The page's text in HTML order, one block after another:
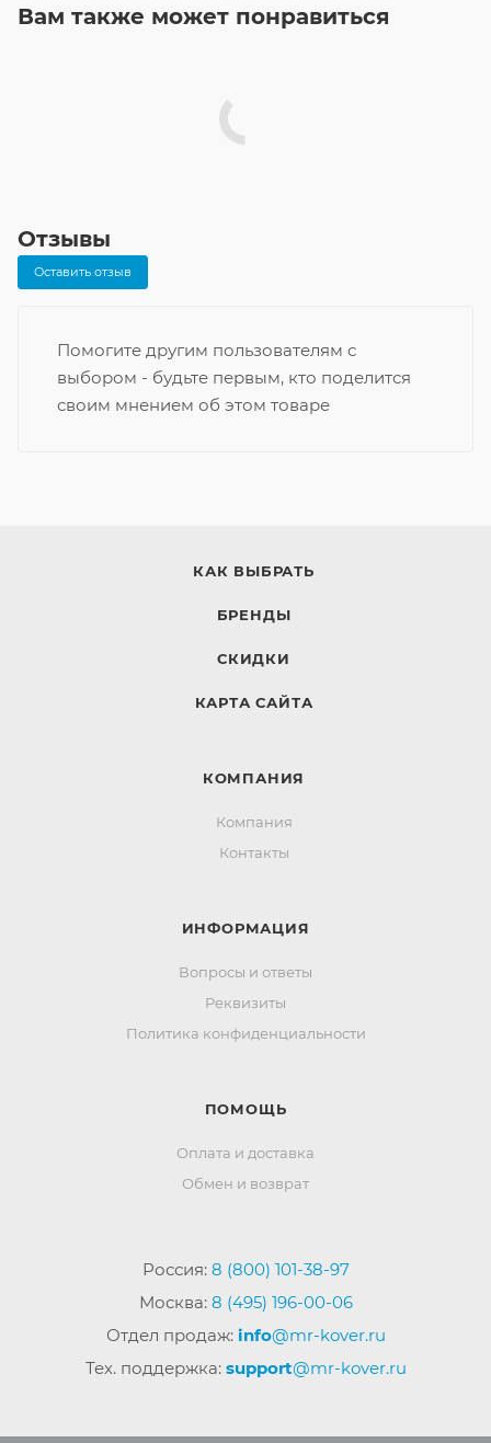
Вам также может понравиться
Отзывы
Оставить отзыв
Помогите другим пользователям с
выбором - будьте первым, кто поделится
своим мнением об этом товаре
КАК ВЫБРАТЬ
БРЕНДЫ
СКИДКИ
КАРТА САЙТА
КОМПАНИЯ
Компания
Контакты
ИНФОРМАЦИЯ
Вопросы и ответы
Реквизиты
Политика конфиденциальности
ПОМОЩЬ
Оплата и доставка
Обмен и возврат
Россия: 8 (800) 101-38-97
Москва: 8 (495) 196-00-06
Отдел продаж: info@mr-kover.ru
Тех. поддержка: support@mr-kover.ru